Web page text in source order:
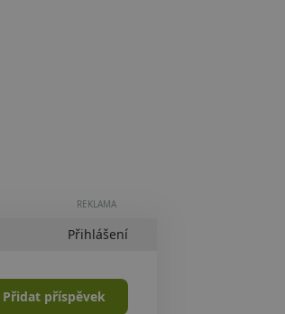
REKLAMA
Přihlášení
Přidat příspěvek